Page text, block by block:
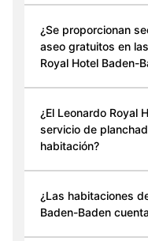
¿Se proporcionan
aseo gratuitos en
Royal Hotel Baden-
¿El Leonardo Royal
servicio de
habitación?
¿Las habitaciones
Baden-Baden